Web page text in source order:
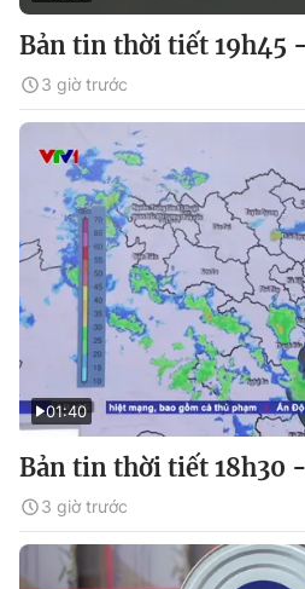
Bản tin thời tiết 19h45
3 giờ trước
01:40
Bản tin thời tiết 18h30
3 giờ trước